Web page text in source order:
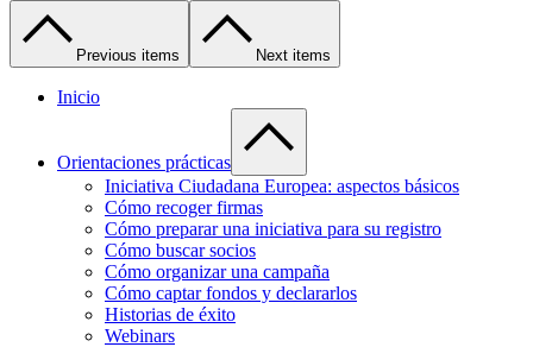
Previous items Next items
Inicio
Orientaciones prácticas
Iniciativa Ciudadana Europea: aspectos básicos
Cómo recoger firmas
Cómo preparar una iniciativa para su registro
Cómo buscar socios
Cómo organizar una campaña
Cómo captar fondos y declararlos
Historias de éxito
Webinars